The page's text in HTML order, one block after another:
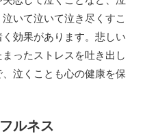
いて泣いて泣き尽くすこ
効果があります。悲しい
ったストレスを吐き出し
泣くことも心の健康を保
ルネス